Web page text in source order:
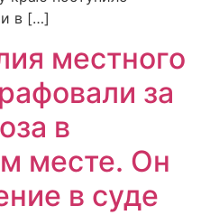
в […]
местного
за
в
месте. Он
в суде